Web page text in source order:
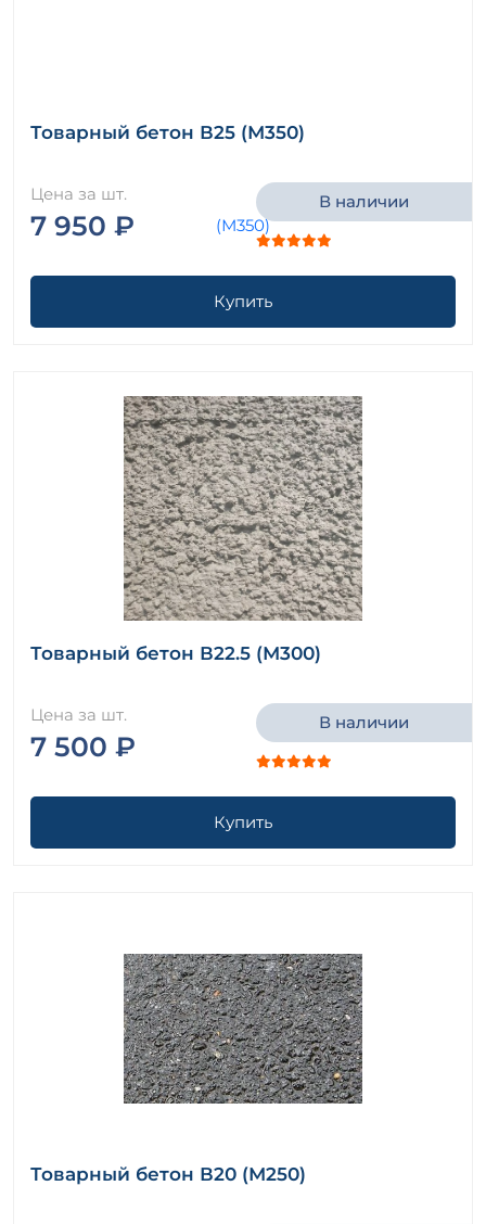
Товарный бетон В25 (М350)
Цена за шт.
7 950 ₽
В наличии
Купить
Товарный бетон В22.5 (М300)
Цена за шт.
7 500 ₽
В наличии
Купить
Товарный бетон В20 (М250)